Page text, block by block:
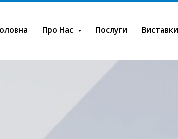
Про Нас Послуги Виставки